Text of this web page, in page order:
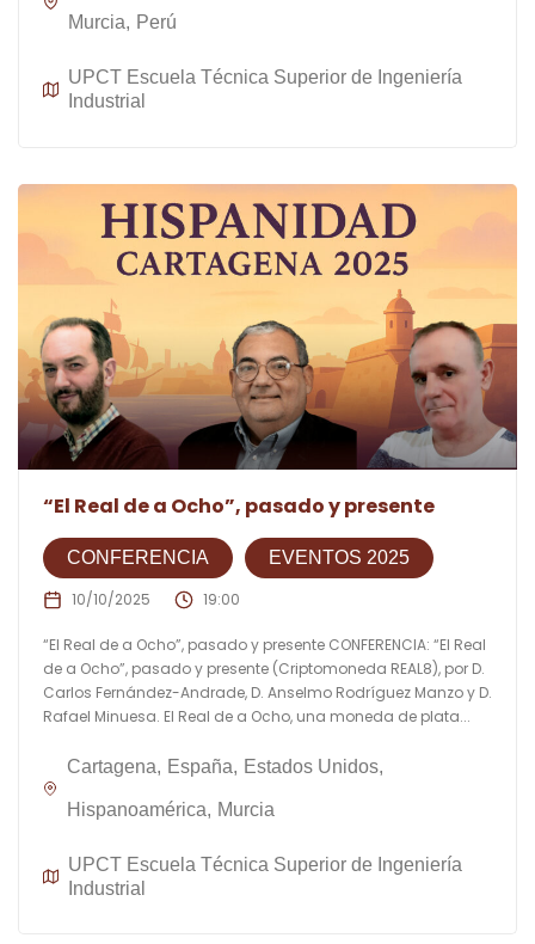
Murcia Perú
UPCT Escuela Técnica Superior de Ingeniería
Industrial
“El Real de a Ocho”, pasado y presente
CONFERENCIA EVENTOS 2025
10/10/2025 19:00
“El Real de a Ocho”, pasado y presente CONFERENCIA: “El Real
de a Ocho”, pasado y presente (Criptomoneda REAL8), por D.
Carlos Fernández-Andrade, D. Anselmo Rodríguez Manzo y D.
Rafael Minuesa. El Real de a Ocho, una moneda de plata...
Cartagena España Estados Unidos
Hispanoamérica Murcia
UPCT Escuela Técnica Superior de Ingeniería
Industrial